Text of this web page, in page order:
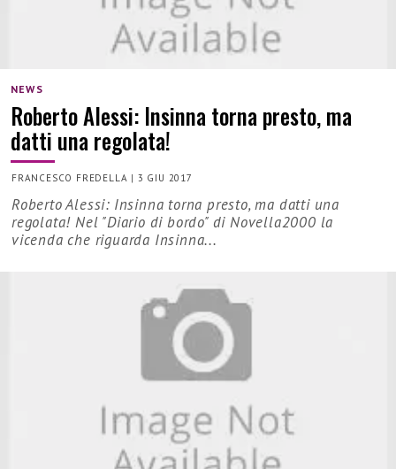
NEWS
Roberto Alessi: Insinna torna presto, ma
datti una regolata!
FRANCESCO FREDELLA | 3 GIU 2017
Roberto Alessi: Insinna torna presto, ma datti una
regolata! Nel "Diario di bordo" di Novella2000 la
vicenda che riguarda Insinna...